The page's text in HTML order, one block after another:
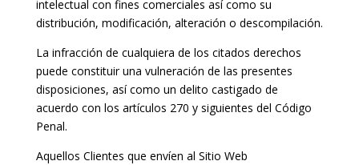
intelectual con fines comerciales así como su
distribución, modificación, alteración o descompilación.
La infracción de cualquiera de los citados derechos
puede constituir una vulneración de las presentes
disposiciones, así como un delito castigado de
acuerdo con los artículos 270 y siguientes del Código
Penal.
Aquellos Clientes que envíen al Sitio Web